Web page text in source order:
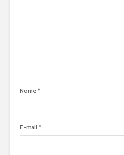
Nome *
E-mail *